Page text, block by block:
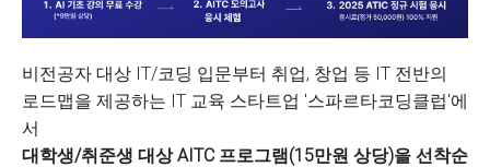
비전공자 대상 IT/코딩 입문부터 취업, 창업 등 IT 전반의
로드맵을 제공하는 IT 교육 스타트업 '스파르타코딩클럽'에
서
대학생/취준생 대상 AITC 프로그램(15만원 상당)을 선착순